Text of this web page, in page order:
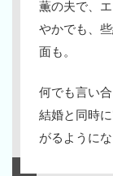
薫の夫で、
やかでも、
面も。
何でも言い
結婚と同時
がるようにな